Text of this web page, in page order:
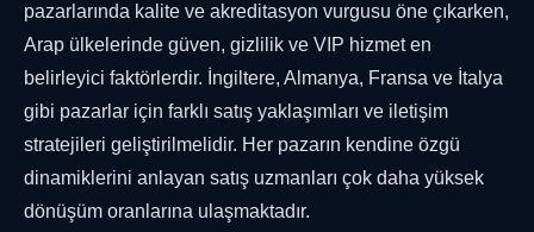
pazarlarında kalite ve akreditasyon vurgusu öne çıkarken,
Arap ülkelerinde güven, gizlilik ve VIP hizmet en
belirleyici faktörlerdir. İngiltere, Almanya, Fransa ve İtalya
gibi pazarlar için farklı satış yaklaşımları ve iletişim
stratejileri geliştirilmelidir. Her pazarın kendine özgü
dinamiklerini anlayan satış uzmanları çok daha yüksek
dönüşüm oranlarına ulaşmaktadır.